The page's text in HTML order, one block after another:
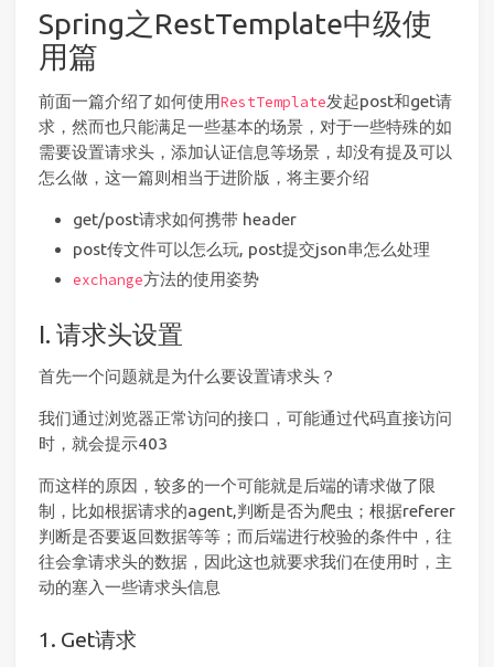
Spring之RestTemplate中级使
用篇
前面一篇介绍了如何使用RestTemplate发起post和get请
求，然而也只能满足一些基本的场景，对于一些特殊的如
需要设置请求头，添加认证信息等场景，却没有提及可以
怎么做，这一篇则相当于进阶版，将主要介绍
get/post请求如何携带 header
post传文件可以怎么玩, post提交json串怎么处理
exchange方法的使用姿势
I. 请求头设置
首先一个问题就是为什么要设置请求头？
我们通过浏览器正常访问的接口，可能通过代码直接访问
时，就会提示403
而这样的原因，较多的一个可能就是后端的请求做了限
制，比如根据请求的agent,判断是否为爬虫；根据referer
判断是否要返回数据等等；而后端进行校验的条件中，往
往会拿请求头的数据，因此这也就要求我们在使用时，主
动的塞入一些请求头信息
1. Get请求